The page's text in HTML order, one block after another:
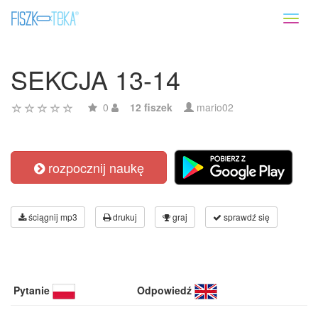
SEKCJA 13-14
0 12 fiszek mario02
rozpocznij naukę
ściągnij mp3 drukuj graj sprawdź się
Pytanie Odpowiedź